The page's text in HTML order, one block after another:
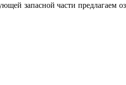
запасной части предлагаем